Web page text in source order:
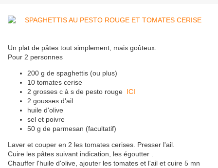
Un plat de pâtes tout simplement, mais goûteux.
Pour 2 personnes
200 g de spaghettis (ou plus)
10 tomates cerise
2 grosses c à s de pesto rouge ICI
2 gousses d'ail
huile d'olive
sel et poivre
50 g de parmesan (facultatif)
Laver et couper en 2 les tomates cerises. Presser l'ail.
Cuire les pâtes suivant indication, les égoutter .
Chauffer l'huile d'olive, ajouter les tomates et l'ail et cuire 5 mn